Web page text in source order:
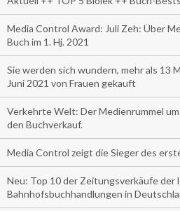
Media Control Award: Juli Zeh: Über
Buch im 1. Hj. 2021
Sie werden sich wundern, mehr als 13
Juni 2021 von Frauen gekauft
Verkehrte Welt: Der Medienrummel
den Buchverkauf.
Media Control zeigt die Sieger des
Neu: Top 10 der Zeitungsverkäufe der
Bahnhofsbuchhandlungen in